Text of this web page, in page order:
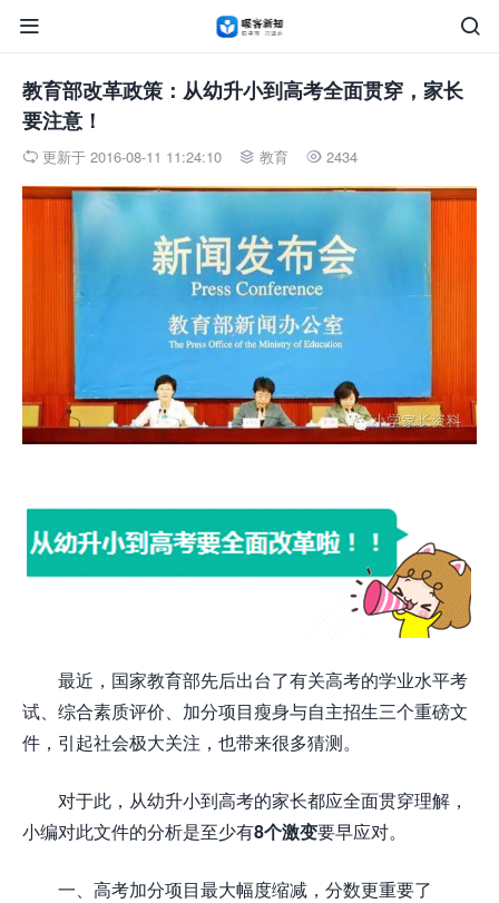


教育部改革政策：从幼升小到高考全面贯穿，家长
要注意！
 更新于 2016-08-11 11:24:10  教育  2434
最近，国家教育部先后出台了有关高考的学业水平考
试、综合素质评价、加分项目瘦身与自主招生三个重磅文
件，引起社会极大关注，也带来很多猜测。
对于此，从幼升小到高考的家长都应全面贯穿理解，
小编对此文件的分析是至少有8个激变要早应对。
一、高考加分项目最大幅度缩减，分数更重要了